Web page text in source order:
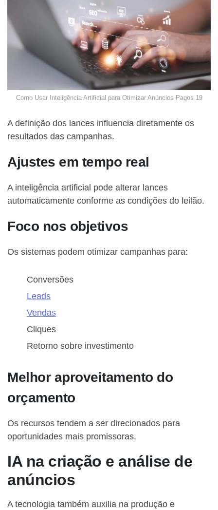
Como Usar Inteligência Artificial para Otimizar Anúncios Pagos 19
A definição dos lances influencia diretamente os
resultados das campanhas.
Ajustes em tempo real
A inteligência artificial pode alterar lances
automaticamente conforme as condições do leilão.
Foco nos objetivos
Os sistemas podem otimizar campanhas para:
Conversões
Leads
Vendas
Cliques
Retorno sobre investimento
Melhor aproveitamento do
orçamento
Os recursos tendem a ser direcionados para
oportunidades mais promissoras.
IA na criação e análise de
anúncios
A tecnologia também auxilia na produção e